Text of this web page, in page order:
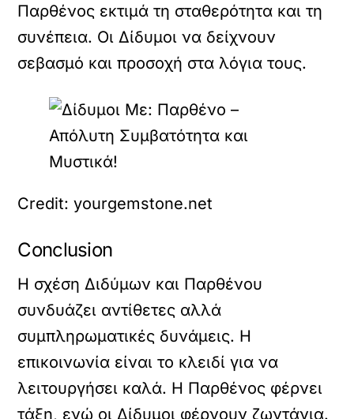
Παρθένος εκτιμά τη σταθερότητα και τη
συνέπεια. Οι Δίδυμοι να δείχνουν
σεβασμό και προσοχή στα λόγια τους.
Credit: yourgemstone.net
Conclusion
Η σχέση Διδύμων και Παρθένου
συνδυάζει αντίθετες αλλά
συμπληρωματικές δυνάμεις. Η
επικοινωνία είναι το κλειδί για να
λειτουργήσει καλά. Η Παρθένος φέρνει
τάξη, ενώ οι Δίδυμοι φέρνουν ζωντάνια.